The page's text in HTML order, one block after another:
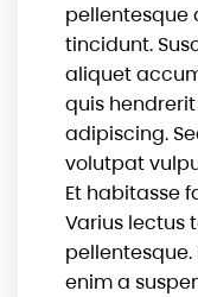
pellentesque
tincidunt.
aliquet
quis
adipiscing.
volutpat
Et habitasse
Varius lectus
pellentesque.
enim a